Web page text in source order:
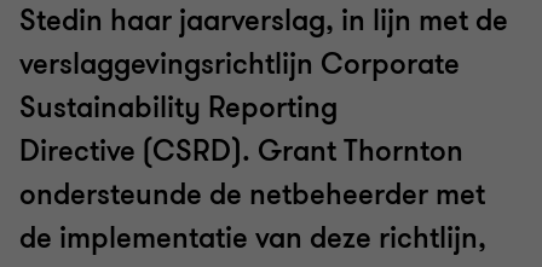
Stedin haar jaarverslag, in lijn met de
verslaggevingsrichtlijn Corporate
Sustainability Reporting
Directive (CSRD). Grant Thornton
ondersteunde de netbeheerder met
de implementatie van deze richtlijn,